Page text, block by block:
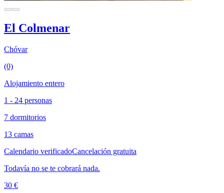
El Colmenar
Chóvar
(0)
Alojamiento entero
1 - 24 personas
7 dormitorios
13 camas
Calendario verificadoCancelación gratuita
Todavía no se te cobrará nada.
30 €